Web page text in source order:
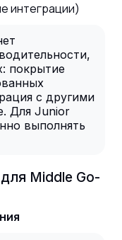
интеграции)
покрытие
с другими
Для Junior
выполнять
Middle Go-